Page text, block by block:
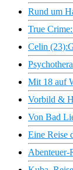
Rund um
True
Celin
Mit 18 auf
Vorbild &
Von Bad
Eine Reise
Abenteuer-